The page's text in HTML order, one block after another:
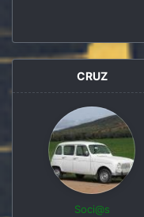
CRUZ
Soci@s